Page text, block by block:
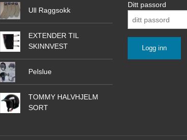
Ull Raggsokk
EXTENDER TIL
SKINNVEST
Pelslue
TOMMY HALVHJELM
SORT
Ditt passord